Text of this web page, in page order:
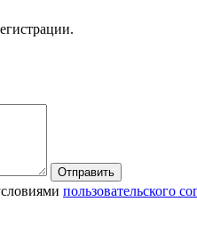
пользовательского